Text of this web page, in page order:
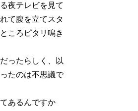
夜テレビを見て
て腹を立てスタ
ころピタリ鳴き
ったらしく、以
たのは不思議で
あるんですか